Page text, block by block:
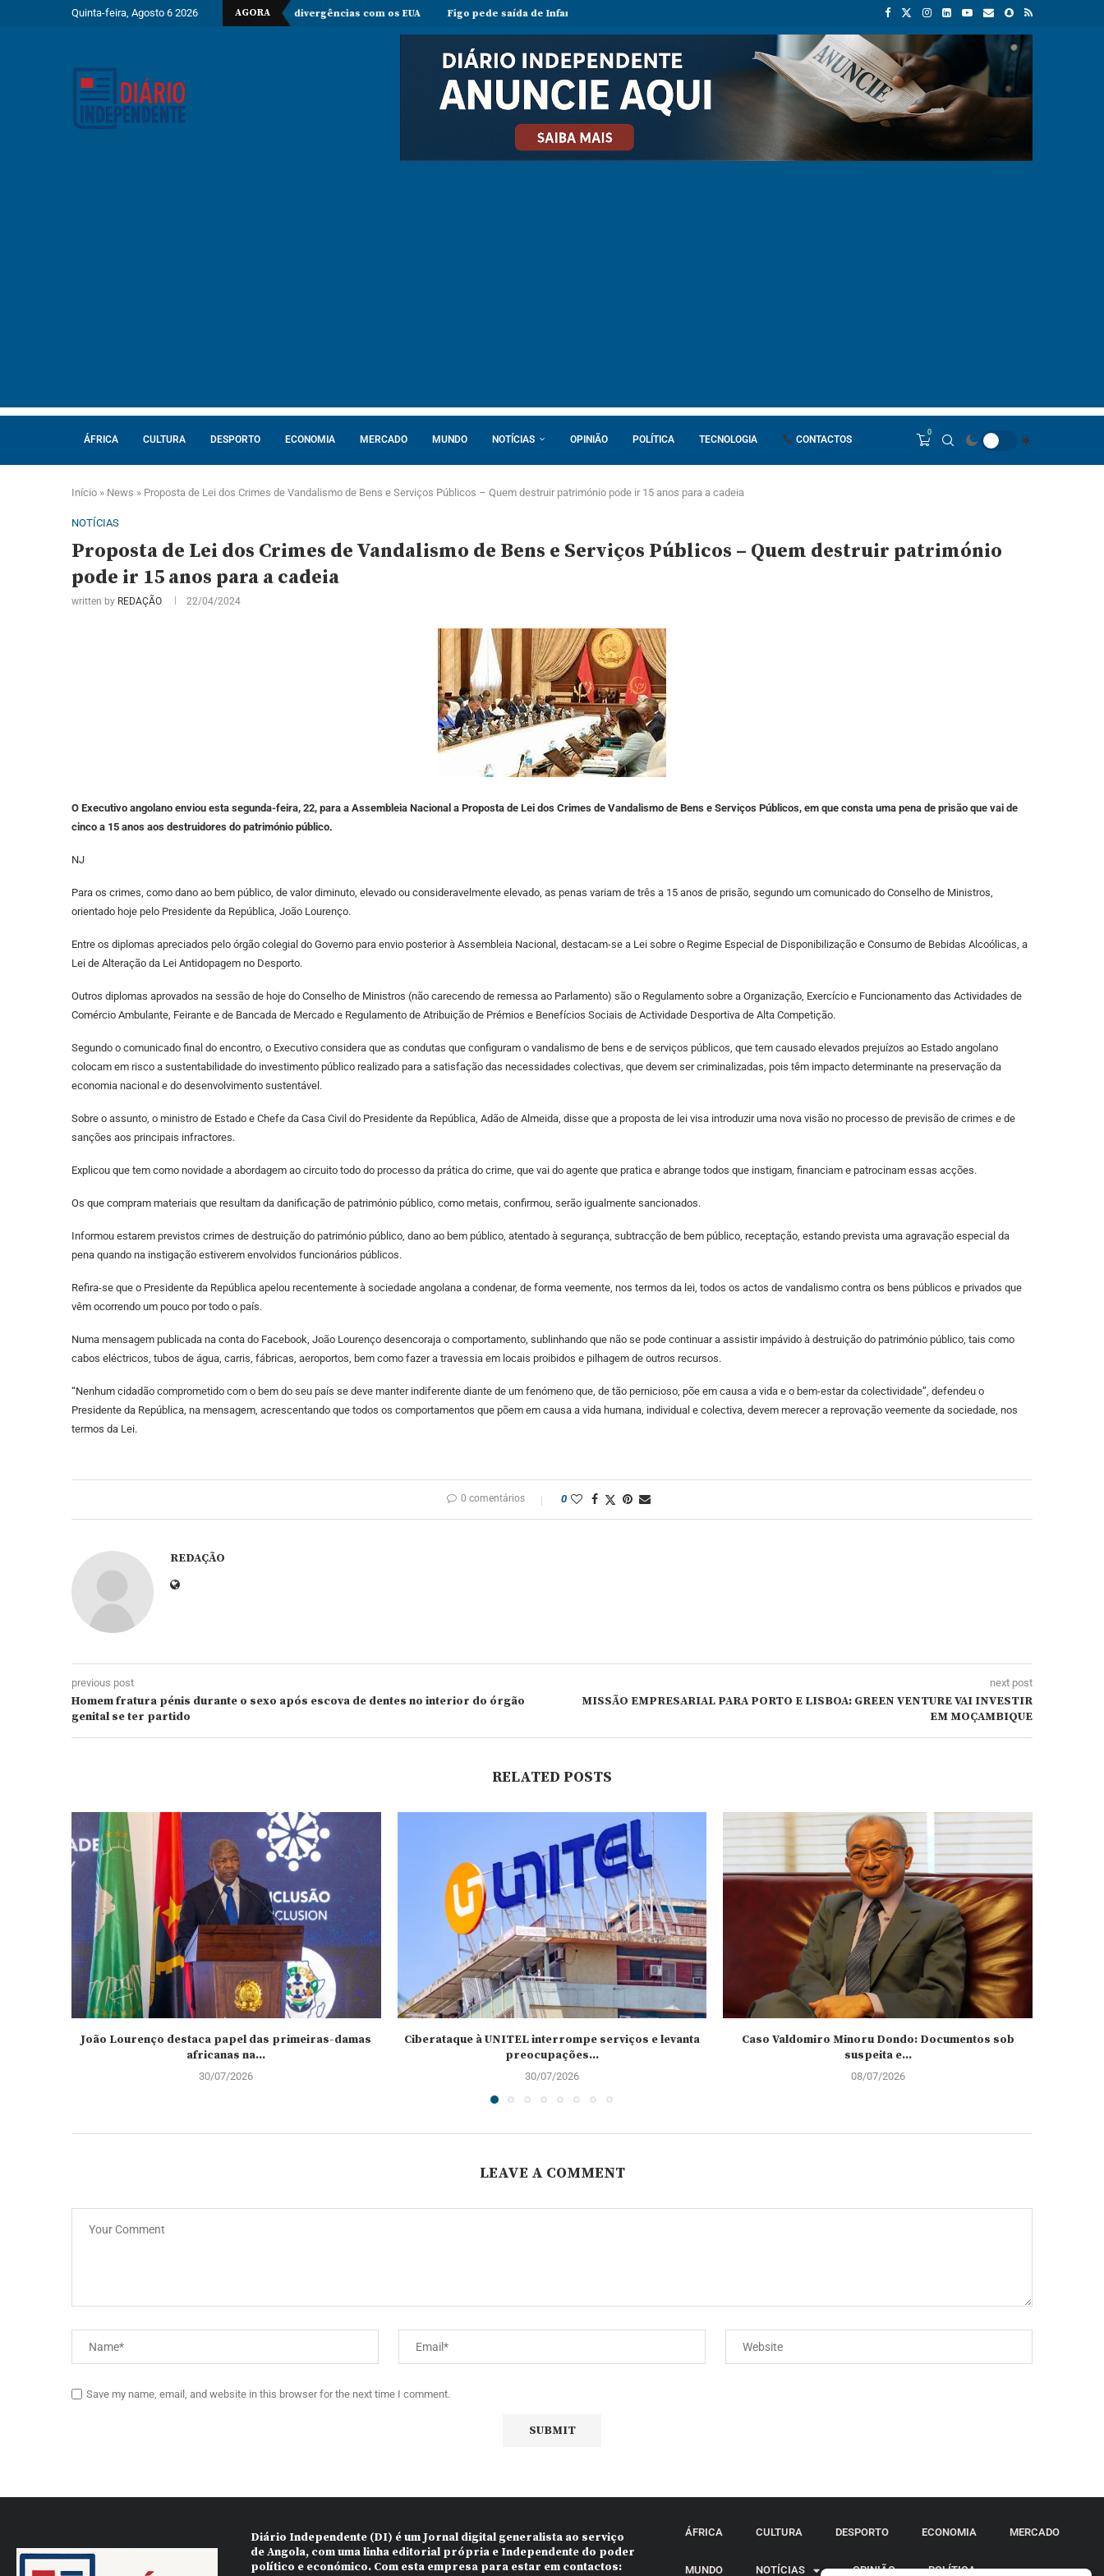
Quinta-feira, Agosto 6 2026 AGORA
Estreito de Ormuz enquanto persistem divergências com os EUA Figo pede saída de Infantino e acusa presidente da FIFA de agir em benefício próprio Autocarros municipais chegaram à cidade e já
ÁFRICA CULTURA DESPORTO ECONOMIA MERCADO MUNDO NOTÍCIAS OPINIÃO POLÍTICA TECNOLOGIA CONTACTOS
0
Início » News » Proposta de Lei dos Crimes de Vandalismo de Bens e Serviços Públicos – Quem destruir património pode ir 15 anos para a cadeia
NOTÍCIAS
Proposta de Lei dos Crimes de Vandalismo de Bens e Serviços Públicos – Quem destruir património
pode ir 15 anos para a cadeia
written by REDAÇÃO 22/04/2024
O Executivo angolano enviou esta segunda-feira, 22, para a Assembleia Nacional a Proposta de Lei dos Crimes de Vandalismo de Bens e Serviços Públicos, em que consta uma pena de prisão que vai de
cinco a 15 anos aos destruidores do património público.
NJ
Para os crimes, como dano ao bem público, de valor diminuto, elevado ou consideravelmente elevado, as penas variam de três a 15 anos de prisão, segundo um comunicado do Conselho de Ministros,
orientado hoje pelo Presidente da República, João Lourenço.
Entre os diplomas apreciados pelo órgão colegial do Governo para envio posterior à Assembleia Nacional, destacam-se a Lei sobre o Regime Especial de Disponibilização e Consumo de Bebidas Alcoólicas, a
Lei de Alteração da Lei Antidopagem no Desporto.
Outros diplomas aprovados na sessão de hoje do Conselho de Ministros (não carecendo de remessa ao Parlamento) são o Regulamento sobre a Organização, Exercício e Funcionamento das Actividades de
Comércio Ambulante, Feirante e de Bancada de Mercado e Regulamento de Atribuição de Prémios e Benefícios Sociais de Actividade Desportiva de Alta Competição.
Segundo o comunicado final do encontro, o Executivo considera que as condutas que configuram o vandalismo de bens e de serviços públicos, que tem causado elevados prejuízos ao Estado angolano
colocam em risco a sustentabilidade do investimento público realizado para a satisfação das necessidades colectivas, que devem ser criminalizadas, pois têm impacto determinante na preservação da
economia nacional e do desenvolvimento sustentável.
Sobre o assunto, o ministro de Estado e Chefe da Casa Civil do Presidente da República, Adão de Almeida, disse que a proposta de lei visa introduzir uma nova visão no processo de previsão de crimes e de
sanções aos principais infractores.
Explicou que tem como novidade a abordagem ao circuito todo do processo da prática do crime, que vai do agente que pratica e abrange todos que instigam, financiam e patrocinam essas acções.
Os que compram materiais que resultam da danificação de património público, como metais, confirmou, serão igualmente sancionados.
Informou estarem previstos crimes de destruição do património público, dano ao bem público, atentado à segurança, subtracção de bem público, receptação, estando prevista uma agravação especial da
pena quando na instigação estiverem envolvidos funcionários públicos.
Refira-se que o Presidente da República apelou recentemente à sociedade angolana a condenar, de forma veemente, nos termos da lei, todos os actos de vandalismo contra os bens públicos e privados que
vêm ocorrendo um pouco por todo o país.
Numa mensagem publicada na conta do Facebook, João Lourenço desencoraja o comportamento, sublinhando que não se pode continuar a assistir impávido à destruição do património público, tais como
cabos eléctricos, tubos de água, carris, fábricas, aeroportos, bem como fazer a travessia em locais proibidos e pilhagem de outros recursos.
“Nenhum cidadão comprometido com o bem do seu país se deve manter indiferente diante de um fenómeno que, de tão pernicioso, põe em causa a vida e o bem-estar da colectividade”, defendeu o
Presidente da República, na mensagem, acrescentando que todos os comportamentos que põem em causa a vida humana, individual e colectiva, devem merecer a reprovação veemente da sociedade, nos
termos da Lei.
0 comentários 0
REDAÇÃO
previous post
Homem fratura pénis durante o sexo após escova de dentes no interior do órgão
genital se ter partido
next post
MISSÃO EMPRESARIAL PARA PORTO E LISBOA: GREEN VENTURE VAI INVESTIR
EM MOÇAMBIQUE
RELATED POSTS
João Lourenço destaca papel das primeiras-damas
africanas na...
30/07/2026
Ciberataque à UNITEL interrompe serviços e levanta
preocupações...
30/07/2026
Caso Valdomiro Minoru Dondo: Documentos sob
suspeita e...
08/07/2026
LEAVE A COMMENT
Save my name, email, and website in this browser for the next time I comment.
Diário Independente (DI) é um Jornal digital generalista ao serviço
de Angola, com uma linha editorial própria e Independente do poder
político e económico. Com esta empresa para estar em contactos:
ÁFRICA CULTURA DESPORTO ECONOMIA MERCADO
MUNDO NOTÍCIAS OPINIÃO POLÍTICA